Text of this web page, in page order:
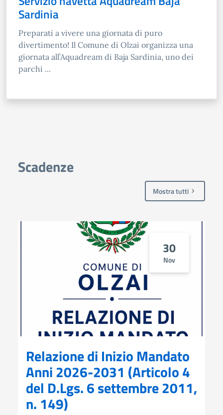
Sardinia
Preparati a vivere una giornata di puro
divertimento! Il Comune di Olzai organizza una
giornata all’Aquadream di Baja Sardinia, uno dei
parchi ...
Scadenze
Mostra tutti
30
Nov
Relazione di Inizio Mandato
Anni 2026-2031 (Articolo 4
del D.Lgs. 6 settembre 2011,
n. 149)